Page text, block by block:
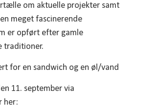
om aktuelle projekter samt
meget fascinerende
er opført efter gamle
traditioner.
for en sandwich og en øl/vand
11. september via
her: